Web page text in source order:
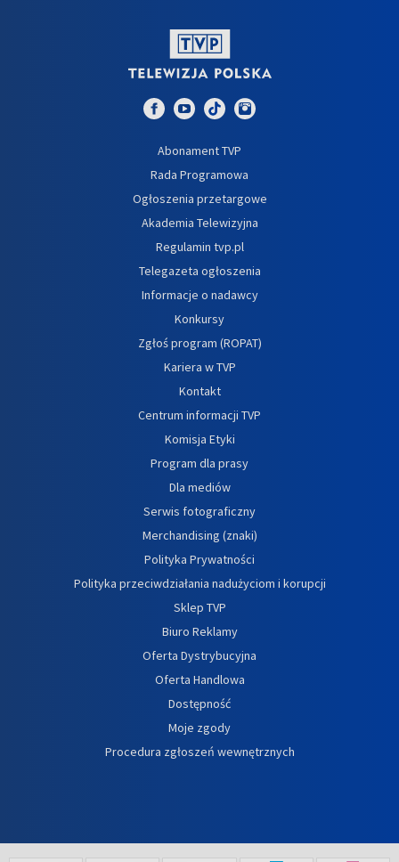
Abonament TVP
Rada Programowa
Ogłoszenia przetargowe
Akademia Telewizyjna
Regulamin tvp.pl
Telegazeta ogłoszenia
Informacje o nadawcy
Konkursy
Zgłoś program (ROPAT)
Kariera w TVP
Kontakt
Centrum informacji TVP
Komisja Etyki
Program dla prasy
Dla mediów
Serwis fotograficzny
Merchandising (znaki)
Polityka Prywatności
Polityka przeciwdziałania nadużyciom i korupcji
Sklep TVP
Biuro Reklamy
Oferta Dystrybucyjna
Oferta Handlowa
Dostępność
Moje zgody
Procedura zgłoszeń wewnętrznych